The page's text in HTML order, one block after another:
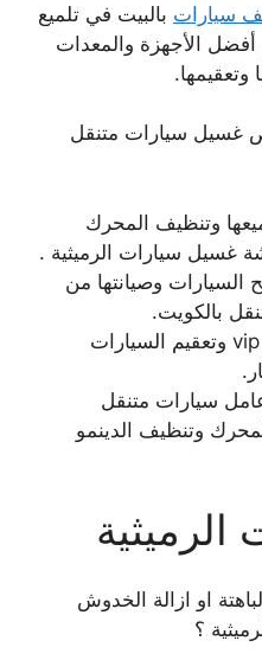
سيارات بالبيت في تلميع
أفضل الأجهزة والمعدات
وتعقيمها.
غسيل سيارات متنقل
وتنظيف المحرك
غسيل سيارات الرميثية .
السيارات وصيانتها من
بالكويت.
خدمة غسيل سيارات vip وتعقيم السيارات
سيارات متنقل
وتنظيف الدينمو
او ازالة الخدوش
؟